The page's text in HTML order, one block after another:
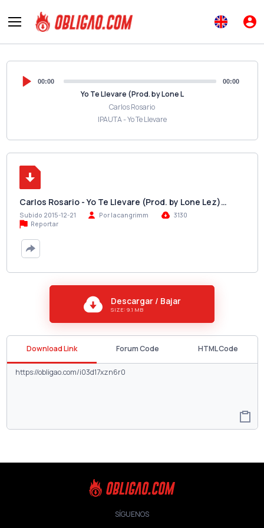
00:00 00:00
Yo Te Llevare (Prod. by Lone L
Carlos Rosario
IPAUTA - Yo Te Llevare
Carlos Rosario - Yo Te Llevare (Prod. by Lone Lez)…
Subido 2015-12-21 Por lacangrimm
3130
Reportar
Descargar / Bajar
SIZE: 9.1 MB
Download Link Forum Code HTML Code
SÍGUENOS